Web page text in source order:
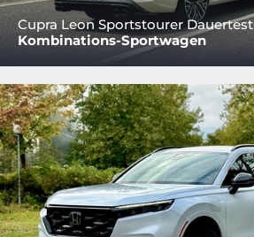
Cupra Leon Sportstourer Dauertest
Kombinations-Sportwagen